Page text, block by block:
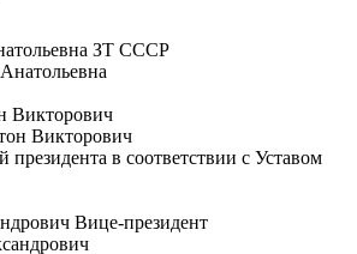
ЗТ СССР
Викторович
в соответствии с Уставом
Вице-президент